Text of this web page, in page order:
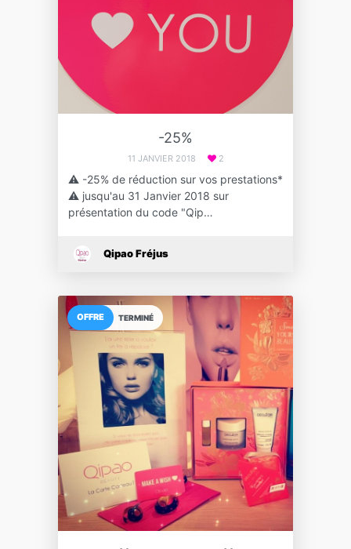
-25%
11 JANVIER 2018 2
⚠️ -25% de réduction sur vos prestations*
⚠️ jusqu'au 31 Janvier 2018 sur
présentation du code "Qip…
Qipao Fréjus
TERMINÉ
OFFRE